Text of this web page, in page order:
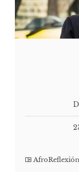
AfroReflexión